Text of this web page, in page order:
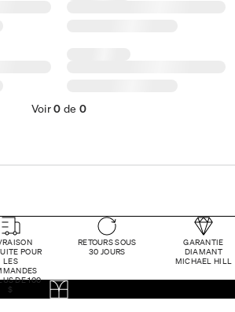
Voir0 de 0
POUR
LES
DE 100
$
RETOURS SOUS
30 JOURS
GARANTIE
DIAMANT
MICHAEL HILL